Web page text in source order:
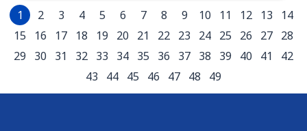
1 2 3 4 5 6 7 8 9 10 11 12 13
14
15
16 17 18 19 20 21 22 23 24 25 26 27 28
29
30 31 32 33 34 35 36 37 38 39 40 41
42
43
44 45 46 47 48 49